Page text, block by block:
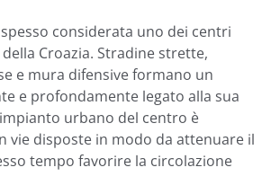
considerata uno dei centri
Croazia. Stradine strette,
e mura difensive formano un
e profondamente legato alla sua
urbano del centro è
vie disposte in modo da attenuare il
tempo favorire la circolazione